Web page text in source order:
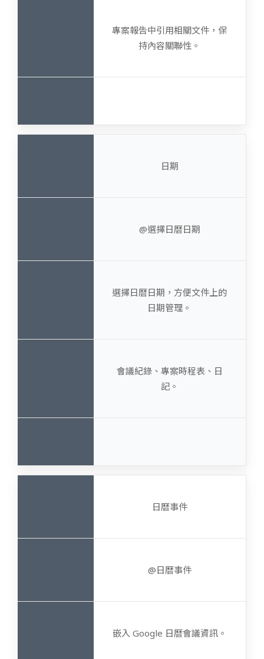
專案報告中引用相關文件，保
持內容關聯性。
日期
@選擇日曆日期
選擇日曆日期，方便文件上的
日期管理。
會議紀錄、專案時程表、日
記。
日曆事件
@日曆事件
嵌入 Google 日曆會議資訊。